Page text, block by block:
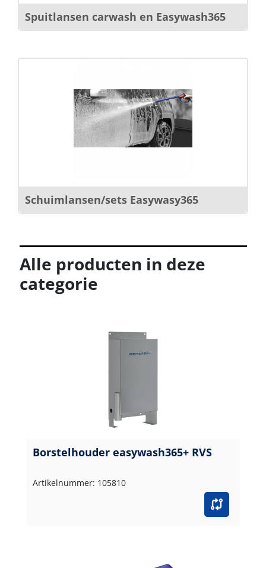
Spuitlansen carwash en Easywash365
Schuimlansen/sets Easywasy365
Alle producten in deze
categorie
Borstelhouder easywash365+ RVS
Artikelnummer: 105810